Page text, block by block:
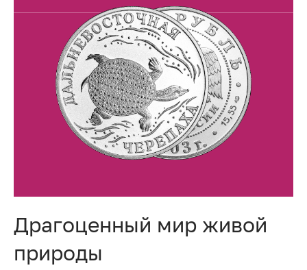
Драгоценный мир живой
природы